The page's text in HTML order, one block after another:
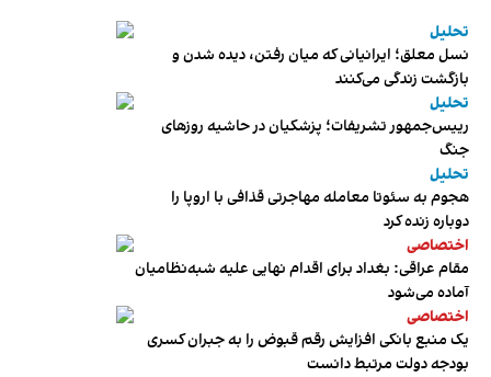
تحلیل
نسل معلق؛ ایرانیانی که میان رفتن، دیده شدن و
بازگشت زندگی می‌کنند
تحلیل
رییس‌جمهور تشریفات؛ پزشکیان در حاشیه روزهای
جنگ
تحلیل
هجوم به سئوتا معامله مهاجرتی قذافی با اروپا را
دوباره زنده کرد
اختصاصی
مقام عراقی: بغداد برای اقدام نهایی علیه شبه‌نظامیان
آماده می‌شود
اختصاصی
یک منبع بانکی افزایش رقم قبوض را به جبران کسری
بودجه دولت مرتبط دانست